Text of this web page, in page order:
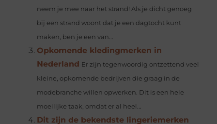
neem je mee naar het strand! Als je dicht genoeg
bij een strand woont dat je een dagtocht kunt
maken, ben je een van...
Opkomende kledingmerken in
Nederland Er zijn tegenwoordig ontzettend veel
kleine, opkomende bedrijven die graag in de
modebranche willen opwerken. Dit is een hele
moeilijke taak, omdat er al heel...
Dit zijn de bekendste lingeriemerken